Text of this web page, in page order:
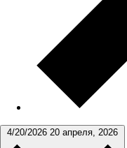
4/20/2026 20 апреля, 2026